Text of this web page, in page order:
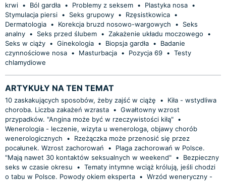
krwi • Ból gardła • Problemy z seksem • Plastyka nosa •
Stymulacja piersi • Seks grupowy • Rzęsistkowica •
Dermatologia • Korekcja bruzd nosowo-wargowych •
Seks
analny • Seks przed ślubem • Zakażenie układu moczowego
•
Seks w ciąży • Ginekologia • Biopsja gardła •
Badanie
czynnościowe nosa • Masturbacja • Pozycja 69 • Testy
chlamydiowe
ARTYKUŁY NA TEN TEMAT
10 zaskakujących sposobów, żeby zajść w ciążę •
Kiła - wstydliwa
choroba. Liczba zakażeń wzrasta • Gwałtowny wzrost
przypadków. "Angina może być w rzeczywistości kiłą" •
Wenerologia - leczenie, wizyta u wenerologa, objawy chorób
wenerologicznych
•
Rzeżączka może przenosić się przez
pocałunek. Wzrost zachorowań
•
Plaga zachorowań w Polsce.
"Mają nawet 30 kontaktów seksualnych w weekend" •
Bezpieczny
seks w czasie okresu
• Tematy intymne wciąż królują, jeśli chodzi
o tabu w Polsce. Powody okiem eksperta • Wrzód weneryczny -